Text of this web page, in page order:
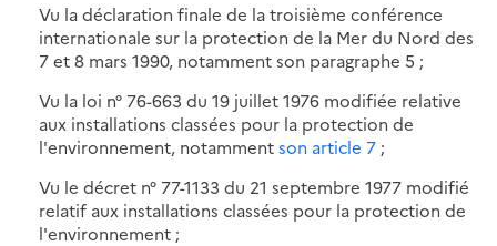
Vu la déclaration finale de la troisième conférence
internationale sur la protection de la Mer du Nord des
7 et 8 mars 1990, notamment son paragraphe 5 ;
Vu la loi n° 76-663 du 19 juillet 1976 modifiée relative
aux installations classées pour la protection de
l'environnement, notammentson article 7 ;
Vu le décret n° 77-1133 du 21 septembre 1977 modifié
relatif aux installations classées pour la protection de
l'environnement ;